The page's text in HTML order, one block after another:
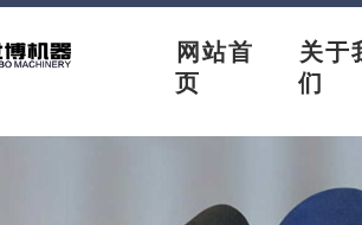
网站首
页
关于
们